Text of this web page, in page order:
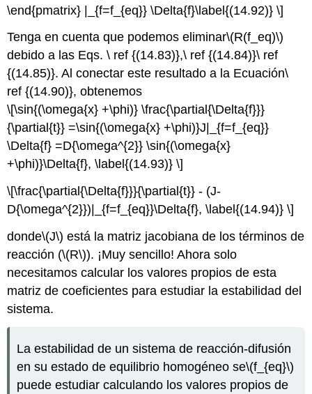
\end{pmatrix} |_{f=f_{eq}} \Delta{f}\label{(14.92)} \]
Tenga en cuenta que podemos eliminar\(R(f_eq)\)
debido a las Eqs. \ ref {(14.83)},\ ref {(14.84)}\ ref
{(14.85)}. Al conectar este resultado a la Ecuación\
ref {(14.90)}, obtenemos
\[\sin{(\omega{x} +\phi)} \frac{\partial{\Delta{f}}}
{\partial{t}} =\sin{(\omega{x} +\phi)}J|_{f=f_{eq}}
\Delta{f} =D{\omega^{2}} \sin{(\omega{x}
+\phi)}\Delta{f}, \label{(14.93)} \]
\[\frac{\partial{\Delta{f}}}{\partial{t}} - (J-
D{\omega^{2}})|_{f=f_{eq}}\Delta{f}, \label{(14.94)} \]
donde\(J\) está la matriz jacobiana de los términos de
reacción (\(R\)). ¡Muy sencillo! Ahora solo
necesitamos calcular los valores propios de esta
matriz de coeficientes para estudiar la estabilidad del
sistema.
La estabilidad de un sistema de reacción-difusión
en su estado de equilibrio homogéneo se\(f_{eq}\)
puede estudiar calculando los valores propios de